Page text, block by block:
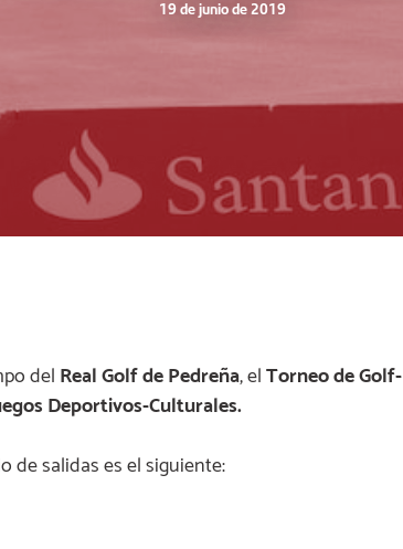
19 de junio de 2019
del Real Golf dePedreña, elTorneo de Golf-
Deportivos-Culturales.
de salidas es el siguiente: